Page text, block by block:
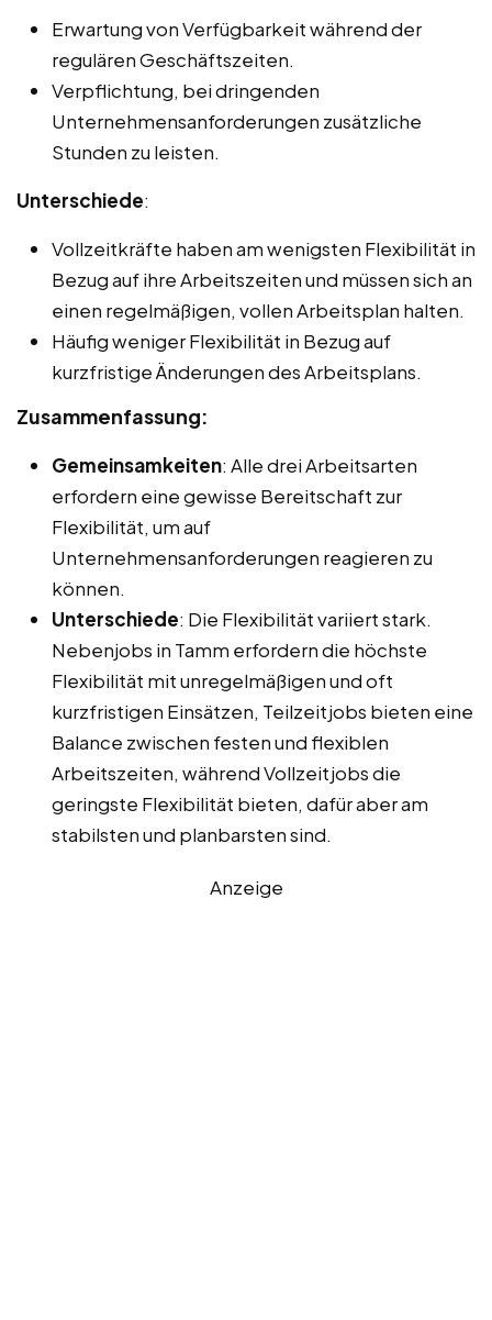
Erwartung von Verfügbarkeit während der
regulären Geschäftszeiten.
Verpflichtung, bei dringenden
Unternehmensanforderungen zusätzliche
Stunden zu leisten.
Unterschiede:
Vollzeitkräfte haben am wenigsten Flexibilität in
Bezug auf ihre Arbeitszeiten und müssen sich an
einen regelmäßigen, vollen Arbeitsplan halten.
Häufig weniger Flexibilität in Bezug auf
kurzfristige Änderungen des Arbeitsplans.
Zusammenfassung:
Gemeinsamkeiten: Alle drei Arbeitsarten
erfordern eine gewisse Bereitschaft zur
Flexibilität, um auf
Unternehmensanforderungen reagieren zu
können.
Unterschiede: Die Flexibilität variiert stark.
Nebenjobs in Tamm erfordern die höchste
Flexibilität mit unregelmäßigen und oft
kurzfristigen Einsätzen, Teilzeitjobs bieten eine
Balance zwischen festen und flexiblen
Arbeitszeiten, während Vollzeitjobs die
geringste Flexibilität bieten, dafür aber am
stabilsten und planbarsten sind.
Anzeige